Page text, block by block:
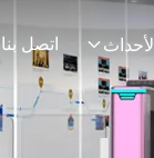
الأحداث اتصل بنا